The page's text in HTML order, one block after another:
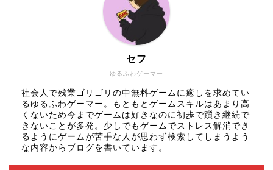
ゆるふわゲーマー
セフ
社会人で残業ゴリゴリの中無料ゲームに癒しを求めてい
るゆるふわゲーマー。もともとゲームスキルはあまり高
くないため今までゲームは好きなのに初歩で躓き継続で
きないことが多発。少しでもゲームでストレス解消でき
るようにゲームが苦手な人が思わず検索してしまうよう
な内容からブログを書いています。